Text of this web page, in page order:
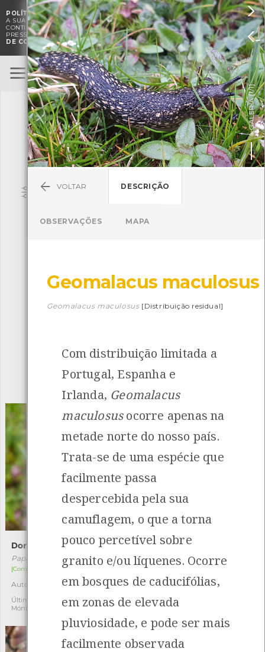
POLÍTICA DE COOKIES. O CMIA UTILIZA COOKIES PARA MELHORAR
A SUA EXPERIÊNCIA DE NAVEGAÇÃO E PARA FINS ESTATÍSTICOS. A
CONTINUAÇÃO DA UTILIZAÇÃO DESTE WEBSITE E SERVIÇOS
PRESSUPÕE A ACEITAÇÃO DA UTILIZAÇÃO DE COOKIES.POLÍTICA
DE COOKIES

ENTRAR
BioRegisto
TERMOS DE UTILIZAÇÃO
SUBMETER OBSERVAÇÃO
Pesquisa
Descarregar a app BioRegisto
Espécies 4839Observações
Dormideira
Papaver somniferum
[Comum]
Autóctone
Última observação por:
Mónica Rocha
3
Beijinho-do-mar
Trivia monacha
[Comum]
Autóctone
Última observação por: Fábio
Faria


GALERIA [
1/1
]
VOLTAR DESCRIÇÃO
OBSERVAÇÕES MAPA
Geomalacus maculosus
Geomalacus maculosus [Distribuição residual]
Com distribuição limitada a
Portugal, Espanha e
Irlanda, Geomalacus
maculosusocorre apenas na
metade norte do nosso país.
Trata-se de uma espécie que
facilmente passa
despercebida pela sua
camuflagem, o que a torna
pouco percetível sobre
granito e/ou líquenes. Ocorre
em bosques de caducifólias,
em zonas de elevada
pluviosidade, e pode ser mais
facilmente observada